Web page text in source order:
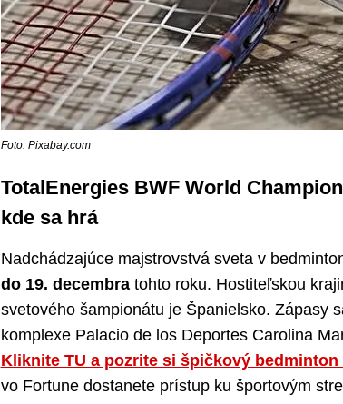
Foto: Pixabay.com
TotalEnergies BWF World
kde sa hrá
Nadchádzajúce majstrovstvá sveta v
do 19. decembratohto roku. Hostiteľskou
svetového šampionátu je Španielsko. Zápasy
komplexe Palacio de los Deportes Carolina
Kliknite TU a pozrite si špičkový bedminton
vo Fortune dostanete prístup ku športovým